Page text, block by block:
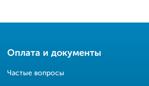
Оплата и документы
Частые вопросы